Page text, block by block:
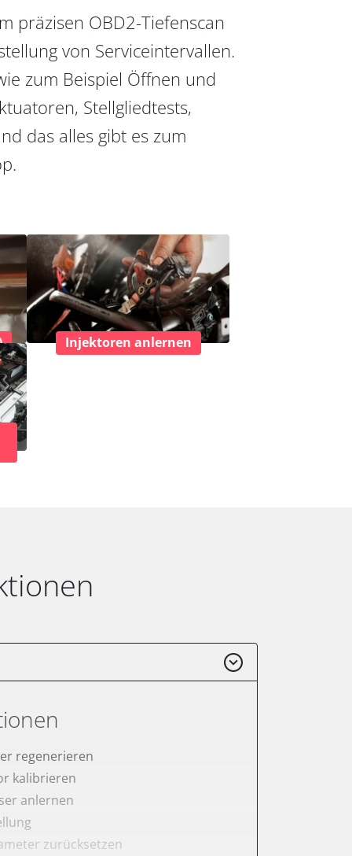
präzisen OBD2-Tiefenscan
von Serviceintervallen.
zum Beispiel Öffnen und
Stellgliedtests,
das alles gibt es zum
Injektoren anlernen
regenerieren
kalibrieren
anlernen
zurücksetzen